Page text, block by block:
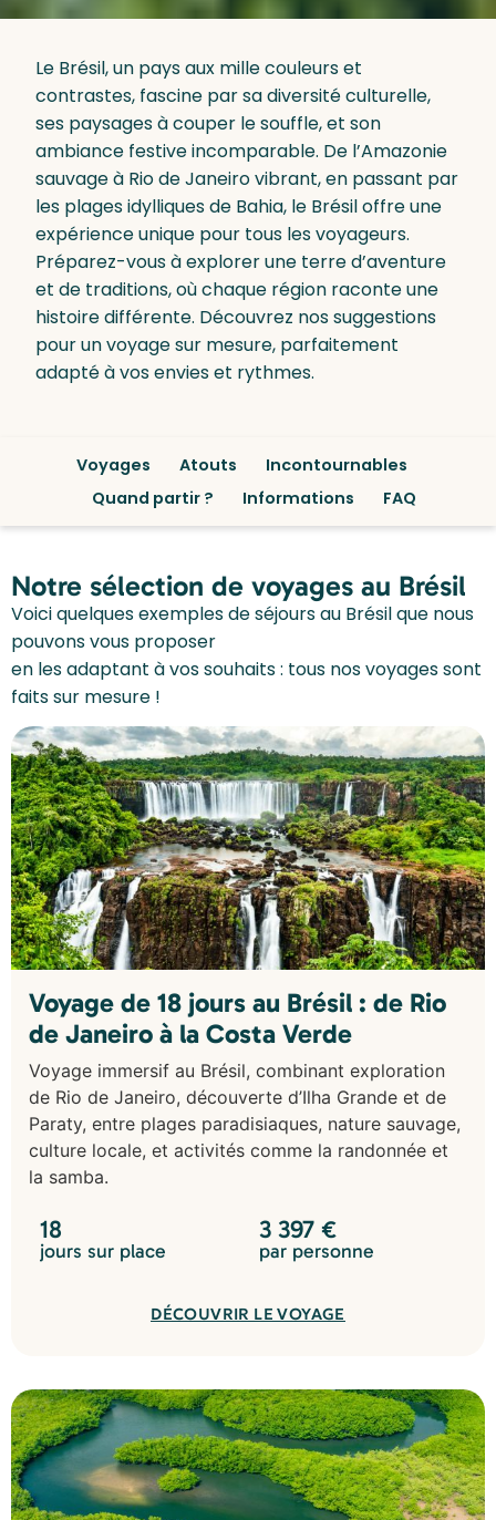
Le Brésil, un pays aux mille couleurs et
contrastes, fascine par sa diversité culturelle,
ses paysages à couper le souffle, et son
ambiance festive incomparable. De l’Amazonie
sauvage à Rio de Janeiro vibrant, en passant par
les plages idylliques de Bahia, le Brésil offre une
expérience unique pour tous les voyageurs.
Préparez-vous à explorer une terre d’aventure
et de traditions, où chaque région raconte une
histoire différente. Découvrez nos suggestions
pour un voyage sur mesure, parfaitement
adapté à vos envies et rythmes.
Voyages Atouts
Incontournables
Quand partir ?
Informations FAQ
Notre sélection de voyages au Brésil
Voici quelques exemples de séjours au Brésil que nous
pouvons vous proposer
en les adaptant à vos souhaits : tous nos voyages sont
faits sur mesure !
Voyage de 18 jours au Brésil : de Rio
de Janeiro à la Costa Verde
Voyage immersif au Brésil, combinant exploration
de Rio de Janeiro, découverte d’Ilha Grande et de
Paraty, entre plages paradisiaques, nature sauvage,
culture locale, et activités comme la randonnée et
la samba.
18
jours sur place
3 397 €
par personne
DÉCOUVRIR LE VOYAGE